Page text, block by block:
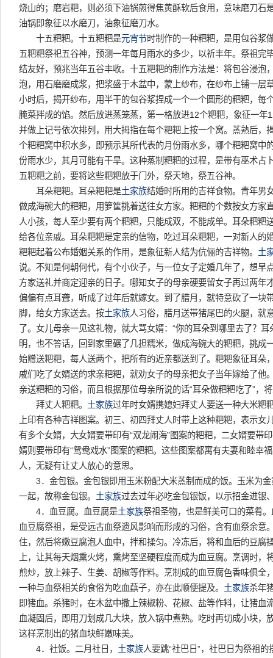
烧山的；磨岩粑，则必须下油锅煎得焦黄酥软后食用，意味磨刀石
油锅即象征以水磨刀，油象征磨刀水。
十五粑粑。十五粑粑是元宵节时制作的一种粑粑，是用包谷浆
五粑粑祭祀五谷神，预测一年每月雨水的多少，以祈丰年。祭祖完
结友好，预兆当年五谷丰收。十五粑粑的制作方法是：将包谷浸泡
泡，用石磨磨成浆，把浆盛于木盆中，蒙上纱布，在纱布上铺一层
小时后，揭开纱布，用半干的包谷浆捏成一个一个圆形的粑粑，每
腌菜拌成的馅。然后放进蒸笼蒸，第一格放进12个粑粑，象征一年
并做上记号依次排列，用大拇指在每个粑粑上按一个窝。蒸熟后，
个粑粑窝中积水多，即预示其所代表的月份雨水多，哪个粑粑窝中
份雨水少，其月可能有干旱。这种蒸制粑粑的过程，是带有巫术占
五粑粑之前，要将这些粑粑放于门外，祭天地，祭五谷神。
耳朵粑粑。耳朵粑粑是土家族结婚时所用的吉祥食物。青年男
做成海碗大的粑粑，用箩筐挑着送往女方家。粑粑的个数按女方家
人小孩，每人至少要有两个粑粑，只能成双，不能成单。耳朵粑粑
给各位亲戚。耳朵粑粑是定亲的信物，吃过耳朵粑粑，一对新人的
粑粑起着公布婚姻关系的作用，是象征新人结为伉俪的吉祥物。 土
说。不知是何朝何代，有个小伙子，与一位女子定婚几年了，想早
方家送礼并商定迎亲的日子。哪知女子的母亲硬要留女子再过两年
偏偏有点耳聋，听成了过年后就嫁女。到了腊月，就特意砍了一块
脚，给女方家送去。按土家族人习俗，腊月送带猪尾巴的火腿，就
了。女儿母亲一见这礼物，就大骂女婿：“你的耳朵到哪里去了？
明，也不答话，回到家里碾了几担糯米，做成海碗大的粑粑，挑成
始赠送粑粑，每人送两个，把所有的近亲都送到了。粑粑象征耳朵
戚们吃了女婿送的求亲粑粑，就劝女子的母亲把女子当年嫁给了他
亲送粑粑的习俗，而且根据那位母亲所说的话“耳朵做粑粑吃了”，
拜丈人粑粑。 土家族过年时女婿携媳妇拜丈人要送一种大米粑
上印有各种吉祥图案。初三、初四拜丈人时带上这种粑粑，表示女
有多个女婿，大女婿要带印有“双龙闹海”图案的粑粑，二女婿要带
婿则要带印有“鸳鸯戏水”图案的粑粑。这些图案都寓有夫妻和睦幸
人，无疑有让丈人放心的意思。
3．金包银。金包银即用玉米粉配大米蒸制而成的饭。玉米为金
一起，故称金包银。 土家族过去过年必吃金包银饭，以示招金进银
4．血豆腐。血豆腐是土家族祭祖圣物，也是鲜美可口的菜肴
血豆腐祭祖，是受远古血祭遗风影响而形成的习俗，含有血祭余意
住，然后将嫩豆腐泡人血中，拌和揉匀。冷冻后，将和血后的豆腐
上，让其每天烟熏火烤，熏烤至坚硬程度而成为血豆腐。烹调时，
煎炒，放上辣子、生姜、胡椒等作料。烹制成的血豆腐色香味俱全
一种与血祭相关的食俗为吃血蕻子，亦在此顺便提及。 土家族杀年
即猪血。杀猪时，在木盆中撒上辣椒粉、花椒、盐等作料，让猪血
血凝固后，即用刀划成几大块，放入锅中煮熟。吃时再切成小块，
这样烹制出的猪血块鲜嫩味美。
4．社饭。二月社日， 土家族人要跳“社巴日”，社巴日为祭祖